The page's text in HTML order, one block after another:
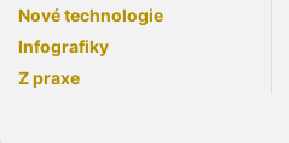
Nové technologie
Infografiky
Z praxe